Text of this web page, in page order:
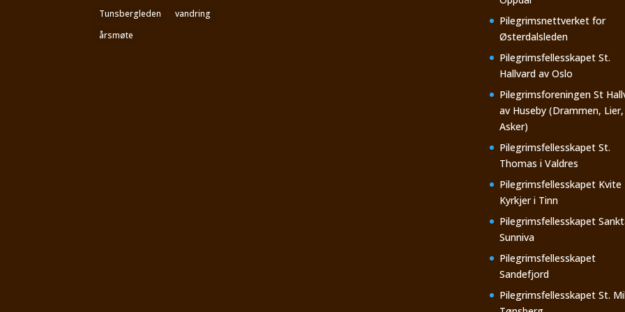
Tunsbergleden
vandring
årsmøte
Pilegrimsnettverket for
Østerdalsleden
Pilegrimsfellesskapet St.
Hallvard av Oslo
Pilegrimsforeningen St
av Huseby (Drammen, Lier,
Asker)
Pilegrimsfellesskapet St.
Thomas i Valdres
Pilegrimsfellesskapet Kvite
Kyrkjer i Tinn
Pilegrimsfellesskapet
Sunniva
Pilegrimsfellesskapet
Sandefjord
Pilegrimsfellesskapet St.